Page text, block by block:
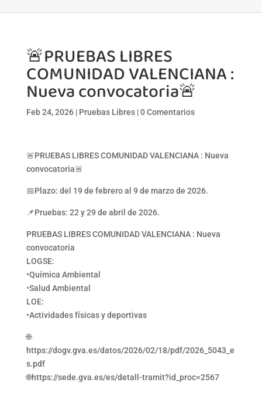
🚨PRUEBAS LIBRES
COMUNIDAD VALENCIANA :
Nueva convocatoria🚨
Feb 24, 2026| Pruebas Libres|0 Comentarios
🚨PRUEBAS LIBRES COMUNIDAD VALENCIANA : Nueva
convocatoria🚨
📅Plazo: del 19 de febrero al 9 de marzo de 2026.
📌Pruebas: 22 y 29 de abril de 2026.
PRUEBAS LIBRES COMUNIDAD VALENCIANA : Nueva
convocatoria
LOGSE:
•Química Ambiental
•Salud Ambiental
LOE:
•Actividades físicas y deportivas
🌐
https://dogv.gva.es/datos/2026/02/18/pdf/2026_5043_e
s.pdf
🌐https://sede.gva.es/es/detall-tramit?id_proc=2567